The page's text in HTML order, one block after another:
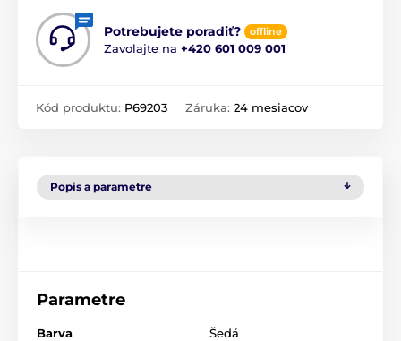
Potrebujete poradiť? offline
Zavolajte na +420 601 009 001
Kód produktu: P69203 Záruka: 24 mesiacov
Popis a parametre
Parametre
Barva Šedá